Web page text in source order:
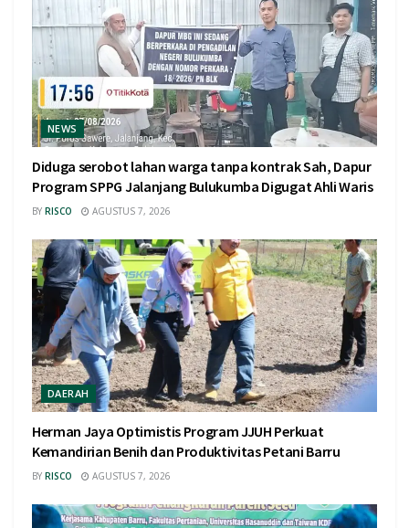
NEWS
Diduga serobot lahan warga tanpa kontrak Sah, Dapur
Program SPPG Jalanjang Bulukumba Digugat Ahli Waris
BY RISCO AGUSTUS 7, 2026
DAERAH
Herman Jaya Optimistis Program JJUH Perkuat
Kemandirian Benih dan Produktivitas Petani Barru
BY RISCO AGUSTUS 7, 2026